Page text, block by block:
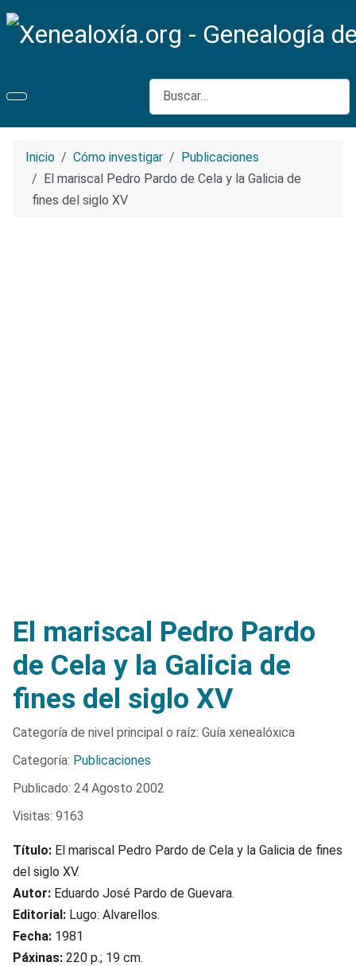
Buscar
Inicio Cómo investigar
Publicaciones
El mariscal Pedro Pardo de Cela y la Galicia de
fines del siglo XV
El mariscal Pedro Pardo
de Cela y la Galicia de
fines del siglo XV
Detalles
Categoría de nivel principal o raíz: Guía xenealóxica
Categoría: Publicaciones
Publicado: 24 Agosto 2002
Visitas: 9163
Título: El mariscal Pedro Pardo de Cela y la Galicia de fines
del siglo XV.
Autor: Eduardo José Pardo de Guevara.
Editorial: Lugo: Alvarellos.
Fecha: 1981
Páxinas: 220 p.; 19 cm.